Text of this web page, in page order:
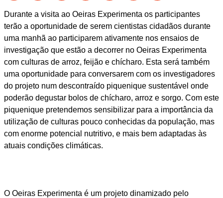
Durante a visita ao Oeiras Experimenta os participantes
terão a oportunidade de serem cientistas cidadãos durante
uma manhã ao participarem ativamente nos ensaios de
investigação que estão a decorrer no Oeiras Experimenta
com culturas de arroz, feijão e chícharo. Esta será também
uma oportunidade para conversarem com os investigadores
do projeto num descontraído piquenique sustentável onde
poderão degustar bolos de chícharo, arroz e sorgo. Com este
piquenique pretendemos sensibilizar para a importância da
utilização de culturas pouco conhecidas da população, mas
com enorme potencial nutritivo, e mais bem adaptadas às
atuais condições climáticas.
O Oeiras Experimenta é um projeto dinamizado pelo